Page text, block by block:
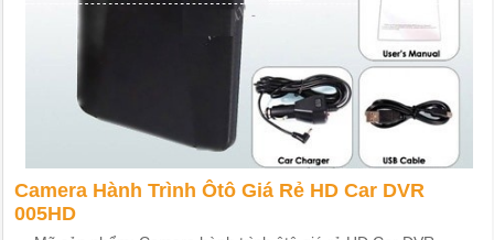
Camera Hành Trình Ôtô Giá Rẻ HD Car DVR
005HD